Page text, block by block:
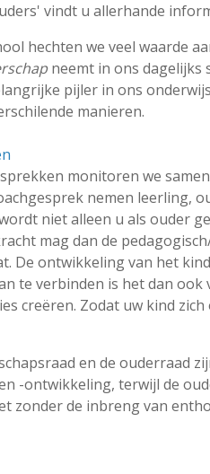
vindt u allerhande
hechten we veel waarde
neemt in ons dagelijks
pijler in ons
manieren.
monitoren we
nemen leerling,
niet alleen u als ouder
mag dan de
De ontwikkeling van het
te verbinden is het dan
creëren. Zodat uw kind
en de ouderraad
-ontwikkeling, terwijl de
zonder de inbreng van